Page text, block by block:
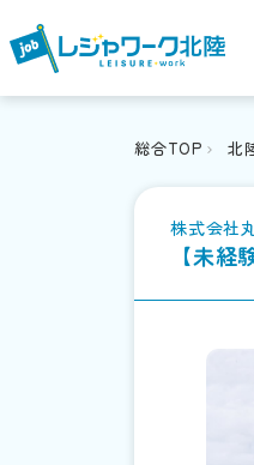
総合TOP 北
株式会社
【未